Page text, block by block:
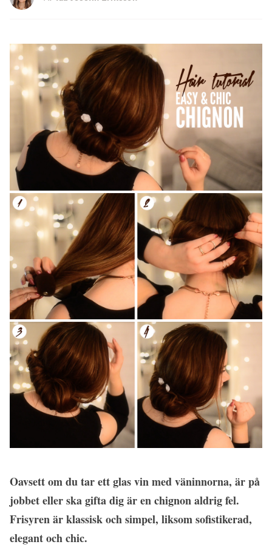
Oavsett om du tar ett glas vin med väninnorna, är på
jobbet eller ska gifta dig är en chignon aldrig fel.
Frisyren är klassisk och simpel, liksom sofistikerad,
elegant och chic.